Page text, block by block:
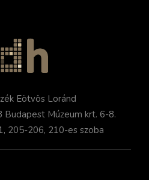
Eötvös Loránd
Múzeum krt. 6-8.
205-206, 210-es szoba